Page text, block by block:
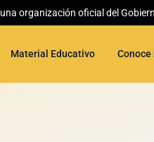
organización oficial del
Material Educativo Conoce